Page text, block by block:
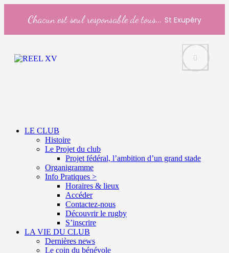
Chacun est seul responsable de tous... St Exupéry
LE CLUB
Histoire
Le Projet du club
Projet fédéral, l’ambition d’un grand stade
Organigramme
Info Pratiques >
Horaires & lieux
Accéder
Contactez-nous
Découvrir le rugby
S’inscrire
LA VIE DU CLUB
Dernières news
Le coin du bénévole